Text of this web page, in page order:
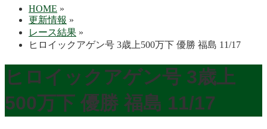
HOME »
更新情報 »
レース結果 »
ヒロイックアゲン号 3歳上500万下 優勝 福島 11/17
ヒロイックアゲン号 3歳上
500万下 優勝 福島 11/17